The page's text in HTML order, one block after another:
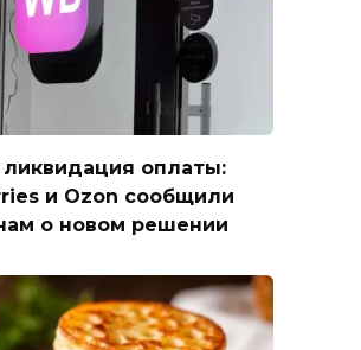
оплаты:
и Ozon сообщили
о новом решении